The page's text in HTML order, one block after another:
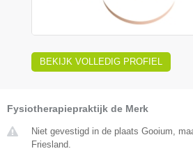
BEKIJK VOLLEDIG PROFIEL
Fysiotherapiepraktijk de Merk
Niet gevestigd in de plaats Gooium,
Friesland.